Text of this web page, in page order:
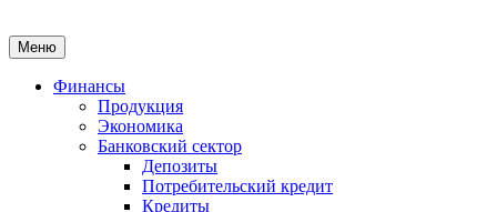
Меню
Финансы
Продукция
Экономика
Банковский сектор
Депозиты
Потребительский кредит
Кредиты